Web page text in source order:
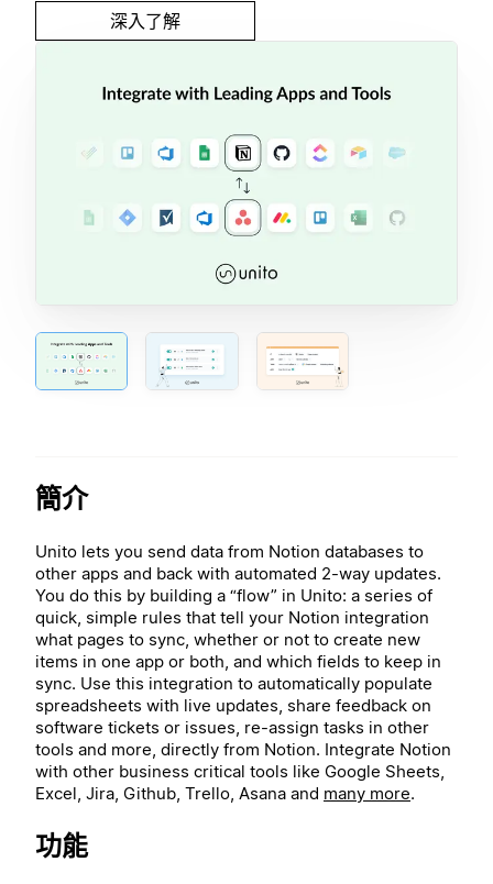
深入了解
簡介
Unito lets you send data from Notion databases to
other apps and back with automated 2-way updates.
You do this by building a “flow” in Unito: a series of
quick, simple rules that tell your Notion integration
what pages to sync, whether or not to create new
items in one app or both, and which fields to keep in
sync. Use this integration to automatically populate
spreadsheets with live updates, share feedback on
software tickets or issues, re-assign tasks in other
tools and more, directly from Notion. Integrate Notion
with other business critical tools like Google Sheets,
Excel, Jira, Github, Trello, Asana and many more.
功能